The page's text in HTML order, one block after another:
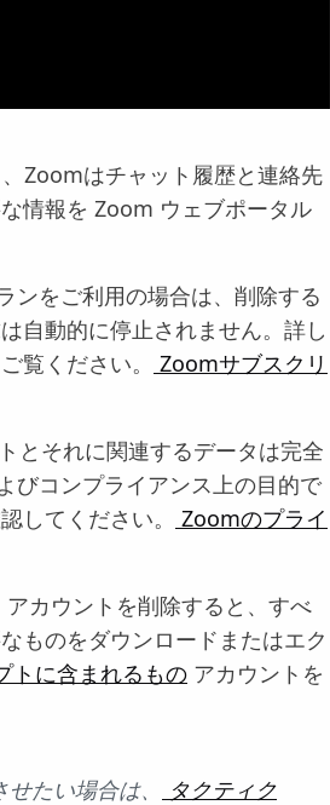
Zoomはチャット履歴と連絡先
情報を Zoom ウェブポータル
ンをご利用の場合は、削除する
自動的に停止されません。詳し
覧ください。
Zoomサブスクリ
とそれに関連するデータは完全
びコンプライアンス上の目的で
してください。
Zoomのプライ
アカウントを削除すると、すべ
ものをダウンロードまたはエク
トに含まれるもの アカウントを
たい場合は、
タクティク